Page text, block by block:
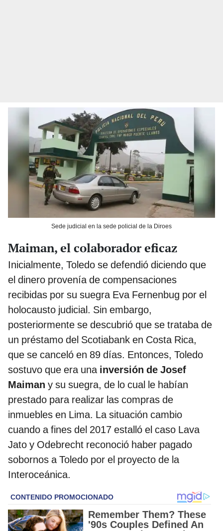
Sede judicial en la sede policial de la Diroes
Maiman, el colaborador eficaz
Inicialmente, Toledo se defendió diciendo que
el dinero provenía de compensaciones
recibidas por su suegra Eva Fernenbug por el
holocausto judicial. Sin embargo,
posteriormente se descubrió que se trataba de
un préstamo del Scotiabank en Costa Rica,
que se canceló en 89 días. Entonces, Toledo
sostuvo que era una inversión de Josef
Maiman y su suegra, de lo cual le habían
prestado para realizar las compras de
inmuebles en Lima. La situación cambio
cuando a fines del 2017 estalló el caso Lava
Jato y Odebrecht reconoció haber pagado
sobornos a Toledo por el proyecto de la
Interoceánica.